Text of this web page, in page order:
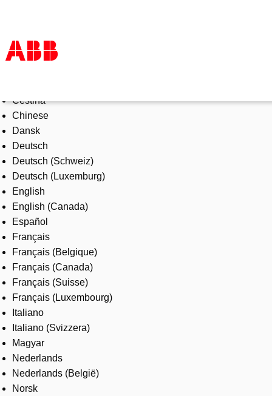
Products & Solutions
Industries
Services
About us
Where to buy
Contact us
Careers
Čeština
Chinese
Dansk
Deutsch
Deutsch (Schweiz)
Deutsch (Luxemburg)
English
English (Canada)
Español
Français
Français (Belgique)
Français (Canada)
Français (Suisse)
Français (Luxembourg)
Italiano
Italiano (Svizzera)
Magyar
Nederlands
Nederlands (België)
Norsk